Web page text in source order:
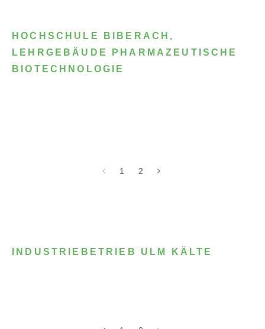
HOCHSCHULE BIBERACH,
LEHRGEBÄUDE PHARMAZEUTISCHE
BIOTECHNOLOGIE
1 2
INDUSTRIEBETRIEB ULM KÄLTE